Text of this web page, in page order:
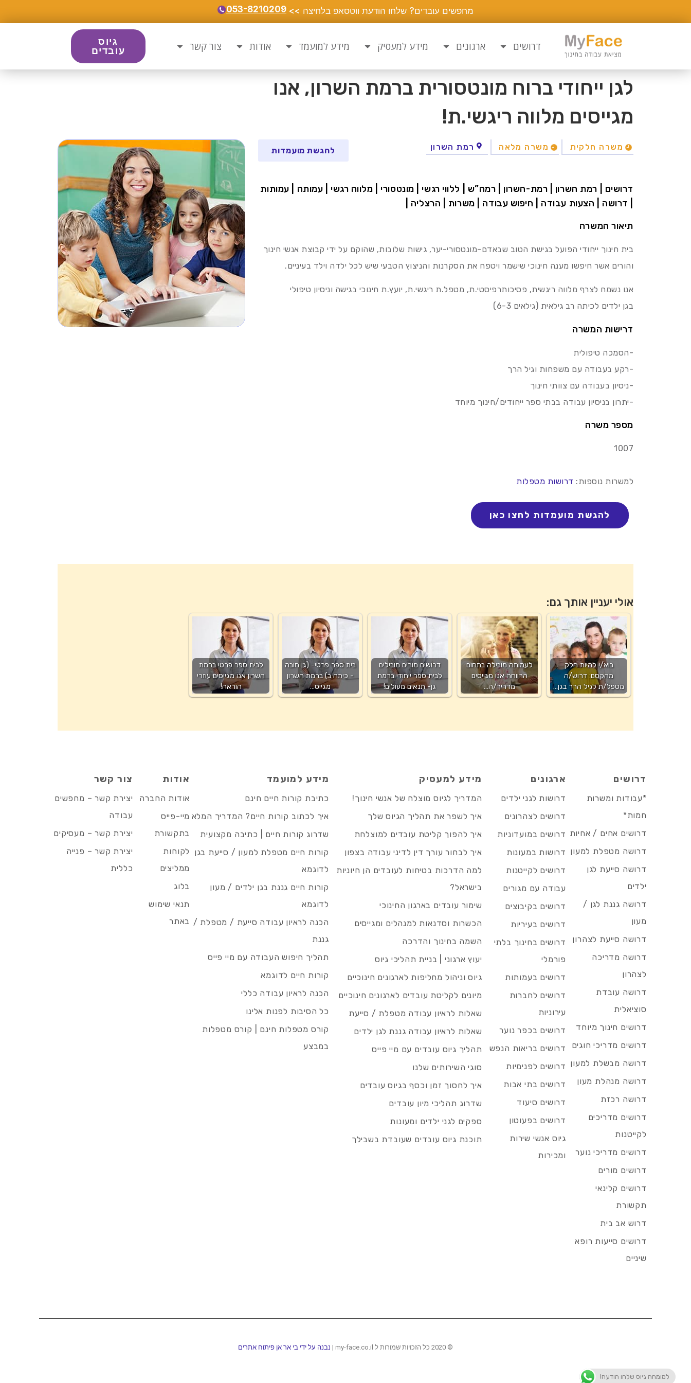
מחפשים עובדים? שלחו הודעת ווטסאפ בלחיצה >> 053-8210209
דרושים ארגונים מידע למעסיק מידע למועמד אודות צור קשר
גיוס
עובדים
לגן ייחודי ברוח מונטסורית ברמת השרון, אנו
מגייסים מלווה ריגשי.ת!
משרה חלקית משרה מלאה רמת השרון להגשת מועמדות
דרושים | רמת השרון | רמת-השרון | רמה”ש | ללווי רגשי | מונטסורי | מלווה רגשי | עמותה | עמותות
| דרושה | הצעות עבודה | חיפוש עבודה | משרות | הרצליה |
תיאור המשרה
בית חינוך ייחודי הפועל בגישת הטוב שבאדם-מונטסורי-יער, גישות שלובות, שהוקם על ידי קבוצת אנשי חינוך
והורים אשר חיפשו מענה חינוכי שישמר ויטפח את הסקרנות והניצוץ הטבעי שיש לכל ילדה וילד בעיניים.
אנו נשמח לצרף מלווה ריגשית, פסיכותרפיסטי.ת, מטפל.ת ריגשי.ת, יועץ.ת חינוכי בגישה וניסיון טיפולי
בגן ילדים לכיתה רב גילאית (גילאים 6-3)
דרישות המשרה
-הסמכה טיפולית
-רקע בעבודה עם משפחות וגיל הרך
-ניסיון בעבודה עם צוותי חינוך
-יתרון בניסיון עבודה בבתי ספר ייחודים/חינוך מיוחד
מספר משרה
1007
למשרות נוספות: דרושות מטפלות
אולי יעניין אותך גם:
לבית ספר פרטי ברמת
השרון אנו מגייסים עוזרי
הוראה!
בית ספר פרטי- (גן חובה
- כיתה ב) ברמת השרון
מגייס…
דרושים מורים מובילים
לבית ספר ייחודי ברמת
גן- תנאים מעולים!
לעמותה מובילה בתחום
הרווחה אנו מגייסים
מדריך/ה…
בוא/י להיות חלק
מהקסם: דרוש/ה
מטפל/ת לגיל הרך בגן…
דרושים
*עבודות ומשרות
חמות*
דרושים אחים / אחיות
דרושה מטפלת למעון
דרושה סייעת לגן
ילדים
דרושה גננת לגן /
מעון
דרושה סייעת לצהרון
דרושה מדריכה
לצהרון
דרושה עובדת
סוציאלית
דרושים חינוך מיוחד
דרושים מדריכי חוגים
דרושה מבשלת למעון
דרושה מנהלת מעון
דרושה רכזת
דרושים מדריכים
לקייטנות
דרושים מדריכי נוער
דרושים מורים
דרושים קלינאי
תקשורת
דרוש אב בית
דרושים סייעות רופא
שיניים
ארגונים
דרושות לגני ילדים
דרושים לצהרונים
דרושים במועדוניות
דרושות במעונות
דרושים לקייטנות
עבודה עם מגורים
דרושים בקיבוצים
דרושים בעיריות
דרושים בחינוך בלתי
פורמלי
דרושים בעמותות
דרושים לחברות
עירוניות
דרושים בכפר נוער
דרושים בריאות הנפש
דרושים לפנימיות
דרושים בתי אבות
דרושים סיעוד
דרושים בפעוטון
גיוס אנשי שירות
ומכירות
מידע למעסיק
המדריך לגיוס מוצלח של אנשי חינוך!
איך לשפר את תהליך הגיוס שלך
איך להפוך קליטת עובדים למוצלחת
איך לבחור עורך דין לדיני עבודה בצפון
למה הדרכות בטיחות לעובדים הן חיוניות
בישראל?
שימור עובדים בארגון החינוכי
הכשרות וסדנאות למנהלים ומגייסים
השמה בחינוך והדרכה
יעוץ ארגוני | בניית תהליכי גיוס
גיוס וניהול מחליפות לארגונים חינוכיים
מיונים לקליטת עובדים לארגונים חינוכיים
שאלות לראיון עבודה מטפלת / סייעת
שאלות לראיון עבודה גננת לגן ילדים
תהליך גיוס עובדים עם מיי פייס
סוגי השירותים שלנו
איך לחסוך זמן וכסף בגיוס עובדים
שדרוג תהליכי מיון עובדים
ספקים לגני ילדים ומעונות
תוכנת גיוס עובדים שעובדת בשבילך
מידע למועמד
כתיבת קורות חיים חינם
איך לכתוב קורות חיים? המדריך המלא
שדרוג קורות חיים | כתיבה מקצועית
קורות חיים מטפלת למעון / סייעת בגן
לדוגמא
קורות חיים גננת בגן ילדים / מעון
לדוגמא
הכנה לראיון עבודה סייעת / מטפלת /
גננת
תהליך חיפוש העבודה עם מיי פייס
קורות חיים לדוגמא
הכנה לראיון עבודה כללי
כל הסיבות לפנות אלינו
קורס מטפלות חינם | קורס מטפלות
במבצע
אודות
אודות החברה
מיי-פייס
בתקשורת
לקוחות
ממליצים
בלוג
תנאי שימוש
באתר
צור קשר
יצירת קשר – מחפשים
עבודה
יצירת קשר – מעסיקים
יצירת קשר – פנייה
כללית
© 2020 כל הזכויות שמורות ל my-face.co.il | נבנה על ידי בי אר אן פיתוח אתרים
למומחה גיוס שלחו הודעה!